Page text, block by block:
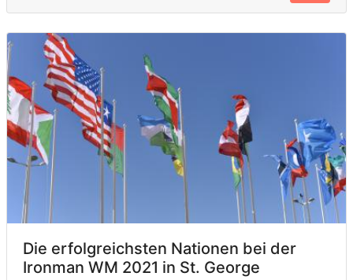
Die erfolgreichsten Nationen bei der
Ironman WM 2021 in St. George